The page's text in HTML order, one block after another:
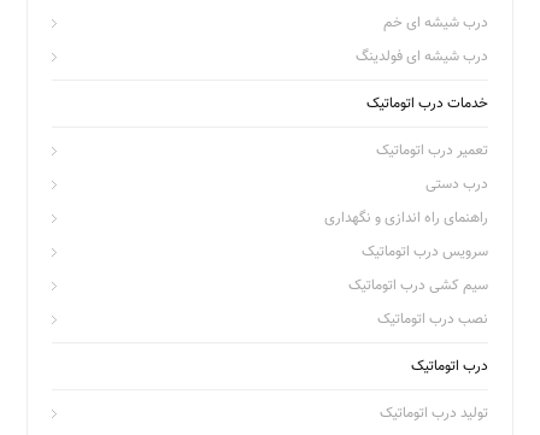
درب شیشه ای خم
درب شیشه ای فولدینگ
خدمات درب اتوماتیک
تعمیر درب اتوماتیک
درب دستی
راهنمای راه اندازی و نگهداری
سرویس درب اتوماتیک
سیم کشی درب اتوماتیک
نصب درب اتوماتیک
درب اتوماتیک
تولید درب اتوماتیک